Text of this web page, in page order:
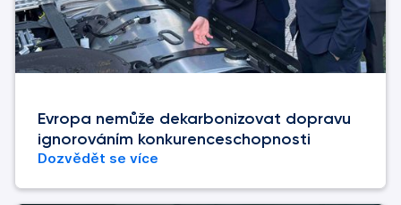
Evropa nemůže dekarbonizovat dopravu
ignorováním konkurenceschopnosti
Dozvědět se více